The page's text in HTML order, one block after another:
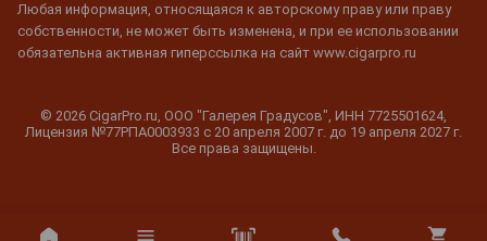
Любая информация, относящаяся к авторскому праву или праву
собственности, не может быть изменена, и при ее использовании
обязательна активная гиперссылка на сайт www.cigarpro.ru
© 2026 CigarPro.ru, ООО "Галерея Градусов", ИНН 7725501624,
Лицензия №77РПА0003933 c 20 апреля 2007 г. до 19 апреля 2027 г.
Все права защищены.